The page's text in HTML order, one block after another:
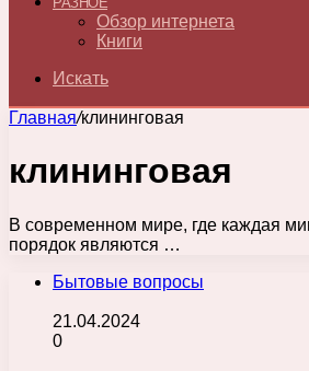
Обзор интернета
Книги
Искать
Главная/клининговая
клининговая
В современном мире, где каждая
порядок являются …
Бытовые вопросы
21.04.2024
0